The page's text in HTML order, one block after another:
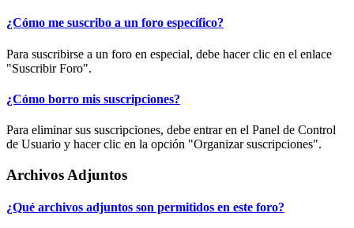
¿Cómo me suscribo a un foro específico?
Para suscribirse a un foro en especial, debe hacer clic en el enlace
"Suscribir Foro".
¿Cómo borro mis suscripciones?
Para eliminar sus suscripciones, debe entrar en el Panel de Control
de Usuario y hacer clic en la opción "Organizar suscripciones".
Archivos Adjuntos
¿Qué archivos adjuntos son permitidos en este foro?